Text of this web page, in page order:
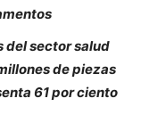
del sector salud
de piezas
61 por ciento